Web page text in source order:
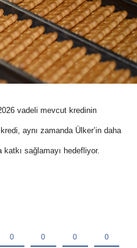
vadeli mevcut kredinin
aynı zamanda Ülker’in daha
sağlamayı hedefliyor.